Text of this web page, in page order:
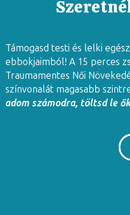
Támogasd testi és lelki
ebbokjaimból! A 15 perces
Traumamentes Női
színvonalát magasabb
adom számodra, töltsd le